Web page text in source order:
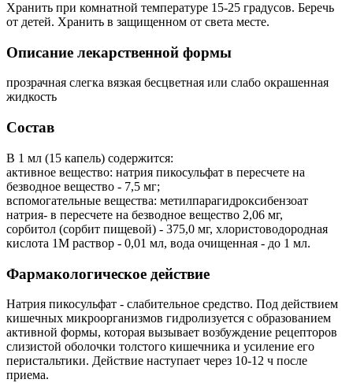
Хранить при комнатной температуре 15-25 градусов. Беречь
от детей. Хранить в защищенном от света месте.
Описание лекарственной формы
прозрачная слегка вязкая бесцветная или слабо окрашенная
жидкость
Состав
В 1 мл (15 капель) содержится:
активное вещество: натрия пикосульфат в пересчете на
безводное вещество - 7,5 мг;
вспомогательные вещества: метилпарагидроксибензоат
натрия- в пересчете на безводное вещество 2,06 мг,
сорбитол (сорбит пищевой) - 375,0 мг, хлористоводородная
кислота 1М раствор - 0,01 мл, вода очищенная - до 1 мл.
Фармакологическое действие
Натрия пикосульфат - слабительное средство. Под действием
кишечных микроорганизмов гидролизуется с образованием
активной формы, которая вызывает возбуждение рецепторов
слизистой оболочки толстого кишечника и усиление его
перистальтики. Действие наступает через 10-12 ч после
приема.